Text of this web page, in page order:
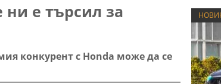
ни е търсил за
конкурент с Honda може да се